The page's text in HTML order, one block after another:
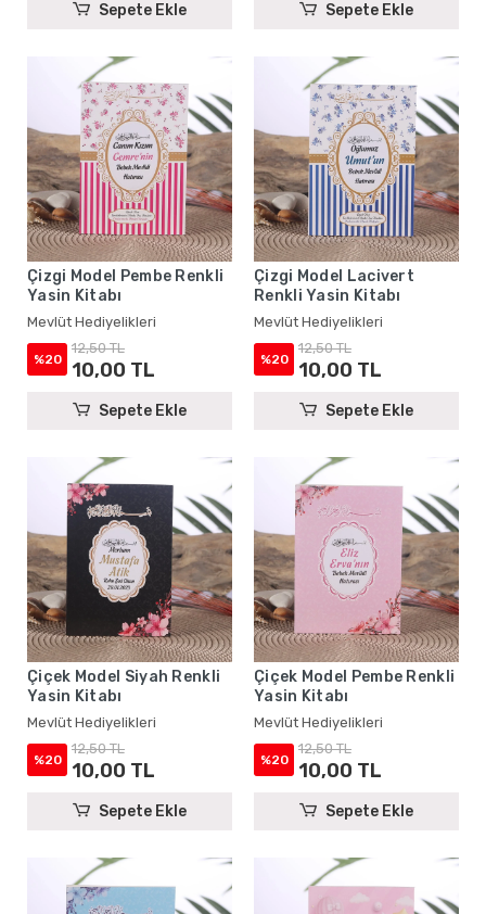
Sepete Ekle Sepete Ekle
Çizgi Model Pembe Renkli
Yasin Kitabı
Mevlüt Hediyelikleri
%20
12,50 TL
10,00 TL
Sepete Ekle
Çizgi Model Lacivert
Renkli Yasin Kitabı
Mevlüt Hediyelikleri
%20
12,50 TL
10,00 TL
Sepete Ekle
Çiçek Model Siyah Renkli
Yasin Kitabı
Mevlüt Hediyelikleri
%20
12,50 TL
10,00 TL
Sepete Ekle
Çiçek Model Pembe Renkli
Yasin Kitabı
Mevlüt Hediyelikleri
%20
12,50 TL
10,00 TL
Sepete Ekle